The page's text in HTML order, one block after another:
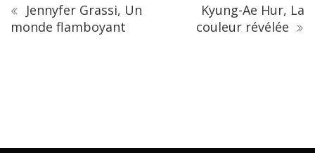
Jennyfer Grassi, Un
monde flamboyant
Kyung-Ae Hur, La
couleur révélée